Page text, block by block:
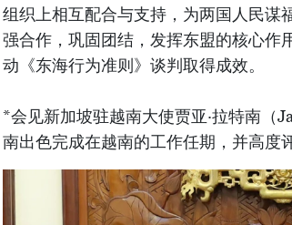
组织上相互配合与支持，为两国人民谋
强合作，巩固团结，发挥东盟的核心作
动《东海行为准则》谈判取得成效。
*会见新加坡驻越南大使贾亚·拉特南（
南出色完成在越南的工作任期，并高度